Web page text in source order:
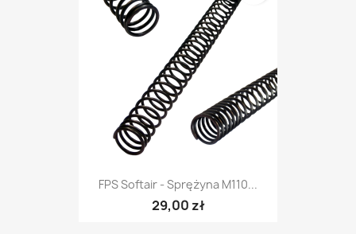
FPS Softair - Sprężyna M110...
29,00 zł